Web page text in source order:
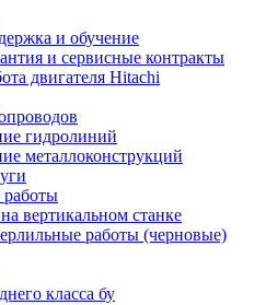
и обучение
и сервисные контракты
двигателя Hitachi
гидролиний
металлоконструкций
вертикальном станке
работы (черновые)
класса бу